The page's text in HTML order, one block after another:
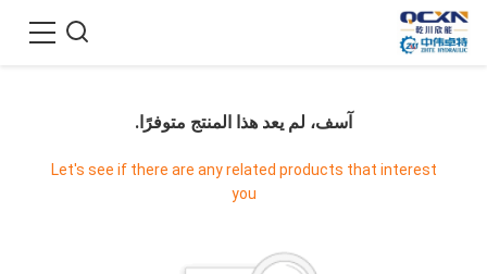
آسف، لم يعد هذا المنتج متوفرًا.
Let's see if there are any related products that interest
you